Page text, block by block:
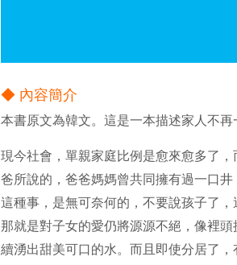
◆ 內容簡介
本書原文為韓文。這是一本描述家人不再
現今社會，單親家庭比例是愈來愈多了
爸所說的，爸爸媽媽曾共同擁有過一口
這種事，是無可奈何的，不要說孩子了
那就是對子女的愛仍將源源不絕，像裡
續湧出甜美可口的水。而且即使分居了